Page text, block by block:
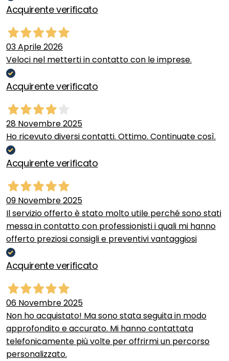
Acquirente verificato
03 Aprile 2026
Veloci nel metterti in contatto con le imprese.
Acquirente verificato
28 Novembre 2025
Ho ricevuto diversi contatti. Ottimo. Continuate così.
Acquirente verificato
09 Novembre 2025
Il servizio offerto è stato molto utile perché sono stati
messa in contatto con professionisti i quali mi hanno
offerto preziosi consigli e preventivi vantaggiosi
Acquirente verificato
06 Novembre 2025
Non ho acquistato! Ma sono stata seguita in modo
approfondito e accurato. Mi hanno contattata
telefonicamente più volte per offrirmi un percorso
personalizzato.